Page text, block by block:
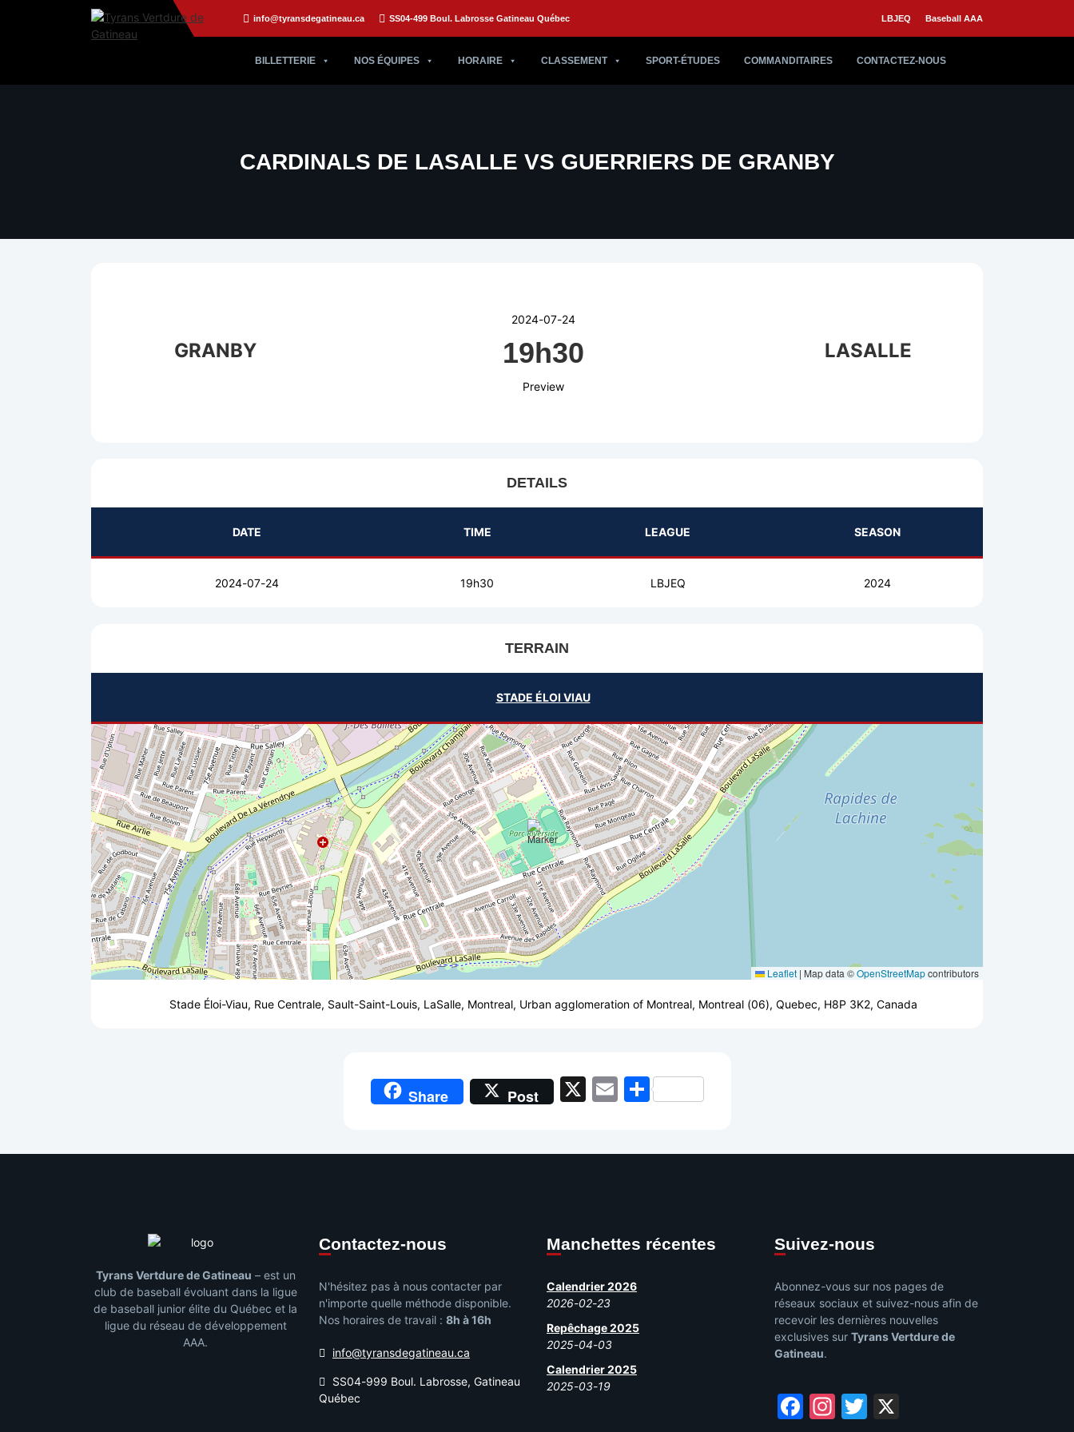
info@tyransdegatineau.ca SS04-499 Boul. Labrosse Gatineau Québec LBJEQ Baseball AAA
BILLETTERIE NOS ÉQUIPES HORAIRE CLASSEMENT SPORT-ÉTUDES COMMANDITAIRES CONTACTEZ-NOUS
CARDINALS DE LASALLE VS GUERRIERS DE GRANBY
GRANBY LASALLE
2024-07-24
19h30
Preview
DETAILS
DATE TIME LEAGUE SEASON
2024-07-24 19h30 LBJEQ 2024
TERRAIN
STADE ÉLOI VIAU
Leaflet | Map data ©OpenStreetMapcontributors
Stade Éloi-Viau, Rue Centrale, Sault-Saint-Louis, LaSalle, Montreal, Urban agglomeration of Montreal, Montreal (06), Quebec, H8P 3K2, Canada
Share Post X EmailShare
Tyrans Vertdure de Gatineau – est un
club de baseball évoluant dans la ligue
de baseball junior élite du Québec et la
ligue du réseau de développement
AAA.
Contactez-nous
N'hésitez pas à nous contacter par
n'importe quelle méthode disponible.
Nos horaires de travail : 8h à 16h
info@tyransdegatineau.ca
SS04-999 Boul. Labrosse, Gatineau
Québec
Manchettes récentes
Calendrier 2026
2026-02-23
Repêchage 2025
2025-04-03
Calendrier 2025
2025-03-19
Suivez-nous
Abonnez-vous sur nos pages de
réseaux sociaux et suivez-nous afin de
recevoir les dernières nouvelles
exclusives sur Tyrans Vertdure de
Gatineau.
Facebook
Instagram
Twitter